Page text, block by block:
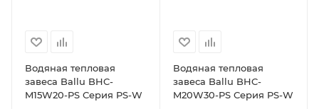
Водяная тепловая
завеса Ballu BHC-
M15W20-PS Серия PS-W
Водяная тепловая
завеса Ballu BHC-
M20W30-PS Серия PS-W